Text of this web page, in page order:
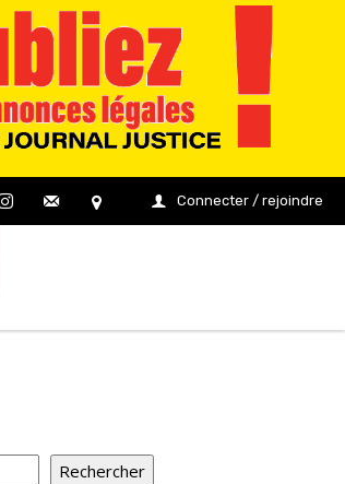
Connecter / rejoindre
Rechercher